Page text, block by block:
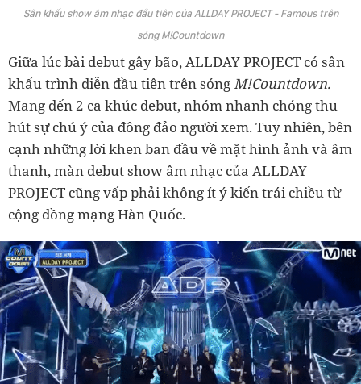
Sân khấu show âm nhạc đầu tiên của ALLDAY PROJECT - Famous trên
sóng M!Countdown
Giữa lúc bài debut gây bão, ALLDAY PROJECT có sân
khấu trình diễn đầu tiên trên sóngM!Countdown.
Mang đến 2 ca khúc debut, nhóm nhanh chóng thu
hút sự chú ý của đông đảo người xem. Tuy nhiên, bên
cạnh những lời khen ban đầu về mặt hình ảnh và âm
thanh, màn debut show âm nhạc của ALLDAY
PROJECT cũng vấp phải không ít ý kiến trái chiều từ
cộng đồng mạng Hàn Quốc.